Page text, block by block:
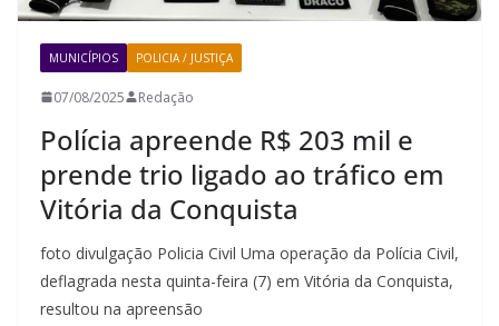
MUNICÍPIOS POLICIA / JUSTIÇA
07/08/2025 Redação
Polícia apreende R$ 203 mil e
prende trio ligado ao tráfico em
Vitória da Conquista
foto divulgação Policia Civil Uma operação da Polícia Civil,
deflagrada nesta quinta-feira (7) em Vitória da Conquista,
resultou na apreensão